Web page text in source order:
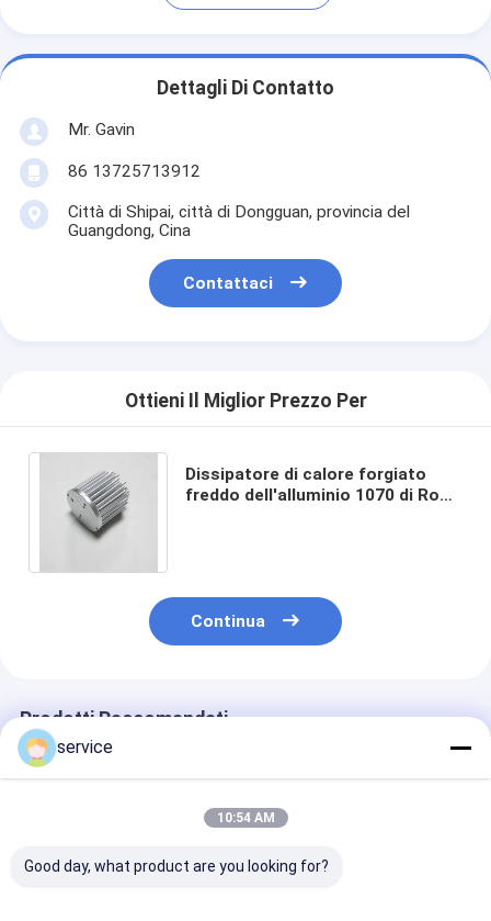
Dettagli Di Contatto
Mr. Gavin
86 13725713912
Città di Shipai, città di Dongguan, provincia del
Guangdong, Cina
Contattaci
Ottieni Il Miglior Prezzo Per
Dissipatore di calore forgiato
freddo dell'alluminio 1070 di Rosh
Continua
Prodotti Raccomandati
service
10:54 AM
Good day, what product are you looking for?